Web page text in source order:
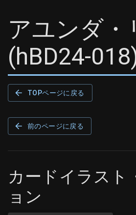
アユンダ・
(hBD24-018
TOPページに戻る
前のページに戻る
カードイラスト
ョン